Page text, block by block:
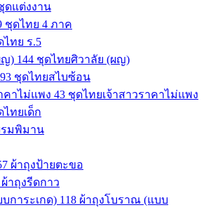
ดแต่งงาน
ชุดไทย 4 ภาค
ไทย ร.5
144 ชุดไทยศิวาลัย (ผญ)
93 ชุดไทยสไบซ้อน
43 ชุดไทยเจ้าสาวราคาไม่แพง
ไทยเด็ก
มพิมาน
ผ้าถุงป้ายตะขอ
ผ้าถุงรีดกาว
118 ผ้าถุงโบราณ (แบบ